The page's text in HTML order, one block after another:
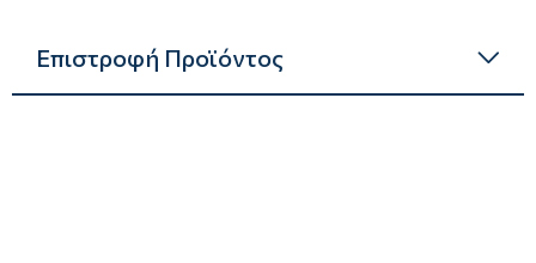
Επιστροφή Προϊόντος